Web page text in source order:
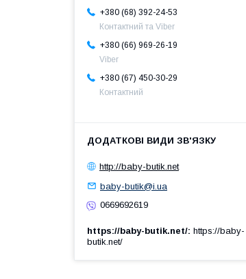
+380 (68) 392-24-53
Контактний та Viber
+380 (66) 969-26-19
Viber
+380 (67) 450-30-29
Контактний
http://baby-butik.net
baby-butik@i.ua
0669692619
https://baby-butik.net/ https://baby-
butik.net/